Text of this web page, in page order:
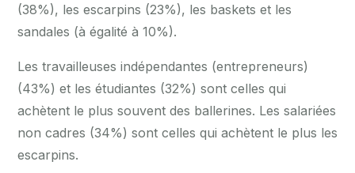
(38%), les escarpins (23%), les baskets et les
sandales (à égalité à 10%).
Les travailleuses indépendantes (entrepreneurs)
(43%) et les étudiantes (32%) sont celles qui
achètent le plus souvent des ballerines. Les salariées
non cadres (34%) sont celles qui achètent le plus les
escarpins.